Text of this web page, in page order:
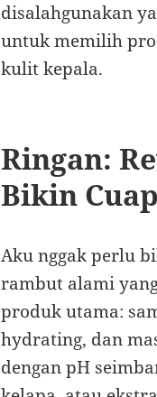
disalahgunakan
untuk memilih
kulit kepala.
Ringan:
Bikin
Aku nggak perlu
rambut alami
produk utama:
hydrating, dan
dengan pH